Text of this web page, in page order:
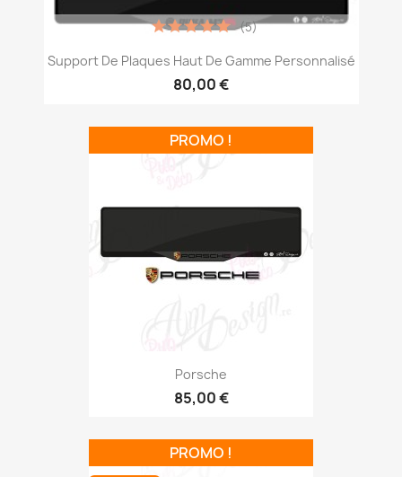
Support De Plaques Haut De Gamme Personnalisé
80,00 €
(5)
Porsche
85,00 €
PROMO !
PROMO !